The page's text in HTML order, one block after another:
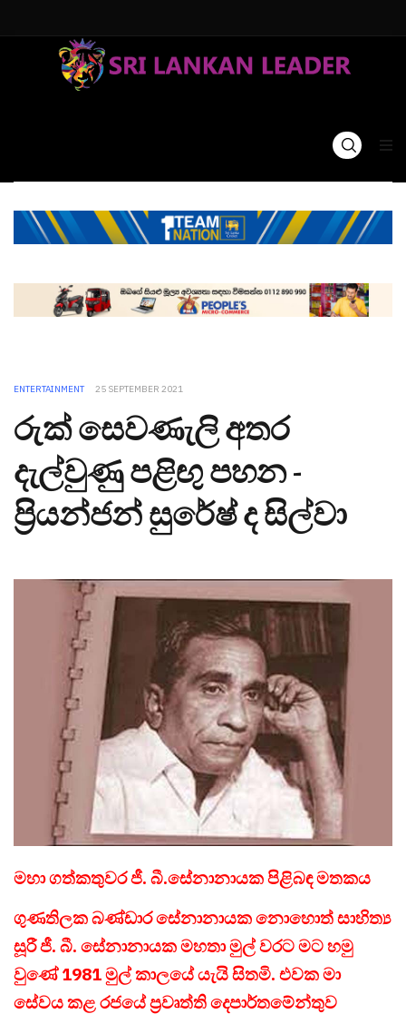
ENTERTAINMENT 25 SEPTEMBER 2021
රුක් සෙවණැලි අතර
දැල්වුණු පළිඟු පහන -
ප්‍රියන්ජන් සුරේෂ් ද සිල්වා
මහා ගත්කතුවර ජී. බී.සේනානායක පිළිබඳ මතකය
ගුණතිලක බණ්ඩාර සේනානායක නොහොත් සාහිත්‍ය
සූරී ජී. බී. සේනානායක මහතා මුල් වරට මට හමු
වුණේ 1981 මුල් කාලයේ යැයි සිතමි. එවක මා
සේවය කළ රජයේ ප්‍රවෘත්ති දෙපාර්තමේන්තුව